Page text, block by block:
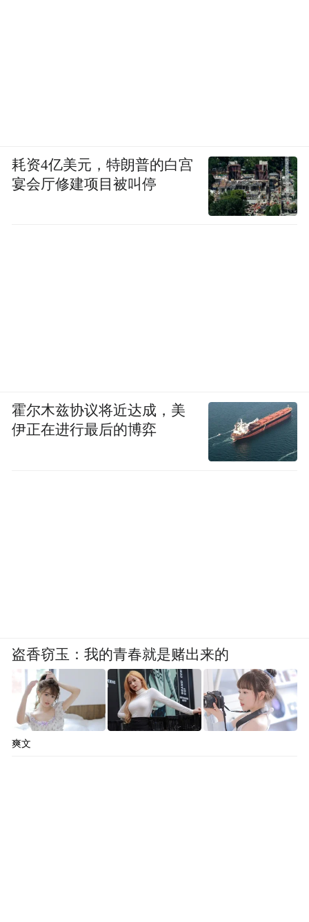
耗资4亿美元，特朗普的白宫
宴会厅修建项目被叫停
霍尔木兹协议将近达成，美
伊正在进行最后的博弈
盗香窃玉：我的青春就是赌出来的
爽文